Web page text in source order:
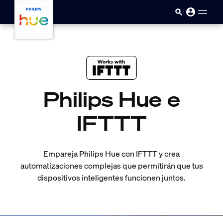
Philips Hue e
IFTTT
Empareja Philips Hue con IFTTT y crea
automatizaciones complejas que permitirán que tus
dispositivos inteligentes funcionen juntos.